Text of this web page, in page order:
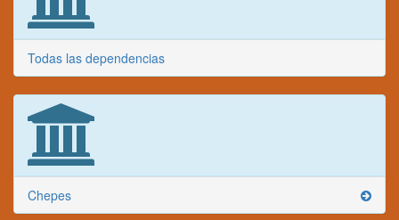
Todas las dependencias
Chepes